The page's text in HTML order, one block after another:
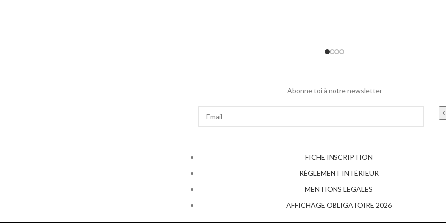
Abonne toi à notre newsletter
FICHE INSCRIPTION
RÉGLEMENT INTÉRIEUR
MENTIONS LEGALES
AFFICHAGE OBLIGATOIRE 2026